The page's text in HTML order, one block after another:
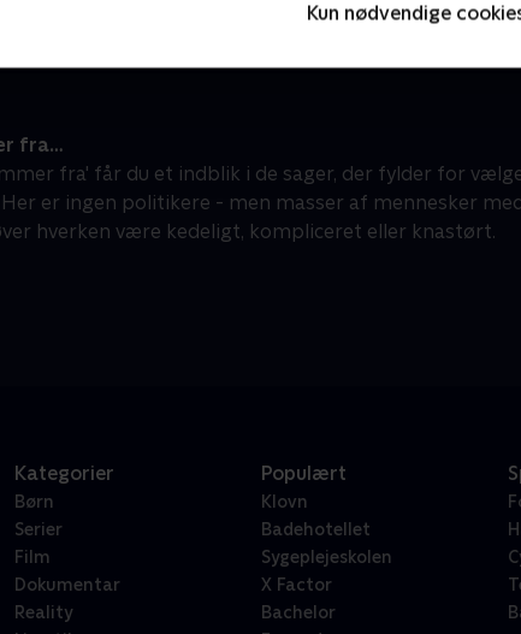
Kun nødvendige
fra…
fra' får du et indblik i de sager, der fylder for
er ingen politikere - men masser af mennesker
hverken være kedeligt, kompliceret eller knastørt.
Kategorier
Børn
Serier
Film
Dokumentar
Reality
Populært
Klovn
Badehotellet
Sygeplejeskolen
X Factor
Bachelor